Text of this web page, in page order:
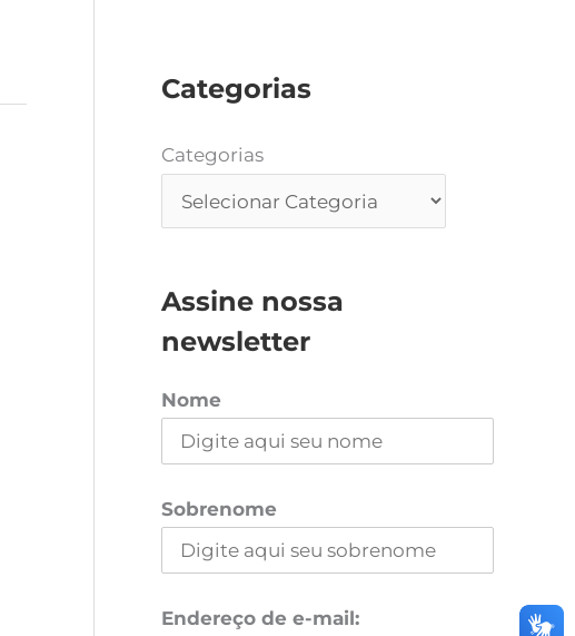
Categorias
Categorias
Assine nossa
newsletter
Nome
Sobrenome
Endereço de e-mail: